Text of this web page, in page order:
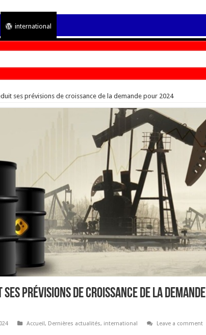
international
ses prévisions de croissance de la demande pour 2024
ses prévisions de croissance de la demande
Accueil , Dernières actualités, international
Leave a comment